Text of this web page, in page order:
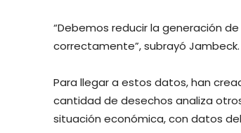
“Debemos reducir la generación
correctamente”, subrayó Jambeck.
Para llegar a estos datos, han
cantidad de desechos analiza
situación económica, con datos